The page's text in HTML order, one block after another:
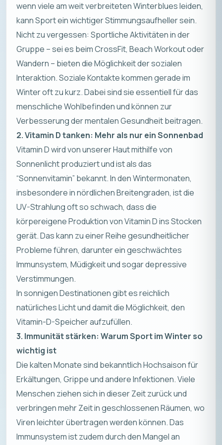
wenn viele am weit verbreiteten Winterblues leiden,
kann Sport ein wichtiger Stimmungsaufheller sein.
Nicht zu vergessen: Sportliche Aktivitäten in der
Gruppe – sei es beim CrossFit, Beach Workout oder
Wandern – bieten die Möglichkeit der sozialen
Interaktion. Soziale Kontakte kommen gerade im
Winter oft zu kurz. Dabei sind sie essentiell für das
menschliche Wohlbefinden und können zur
Verbesserung der mentalen Gesundheit beitragen.
2. Vitamin D tanken: Mehr als nur ein Sonnenbad
Vitamin D wird von unserer Haut mithilfe von
Sonnenlicht produziert und ist als das
“Sonnenvitamin” bekannt. In den Wintermonaten,
insbesondere in nördlichen Breitengraden, ist die
UV-Strahlung oft so schwach, dass die
körpereigene Produktion von Vitamin D ins Stocken
gerät. Das kann zu einer Reihe gesundheitlicher
Probleme führen, darunter ein geschwächtes
Immunsystem, Müdigkeit und sogar depressive
Verstimmungen.
In sonnigen Destinationen gibt es reichlich
natürliches Licht und damit die Möglichkeit, den
Vitamin-D-Speicher aufzufüllen.
3. Immunität stärken: Warum Sport im Winter so
wichtig ist
Die kalten Monate sind bekanntlich Hochsaison für
Erkältungen, Grippe und andere Infektionen. Viele
Menschen ziehen sich in dieser Zeit zurück und
verbringen mehr Zeit in geschlossenen Räumen, wo
Viren leichter übertragen werden können. Das
Immunsystem ist zudem durch den Mangel an